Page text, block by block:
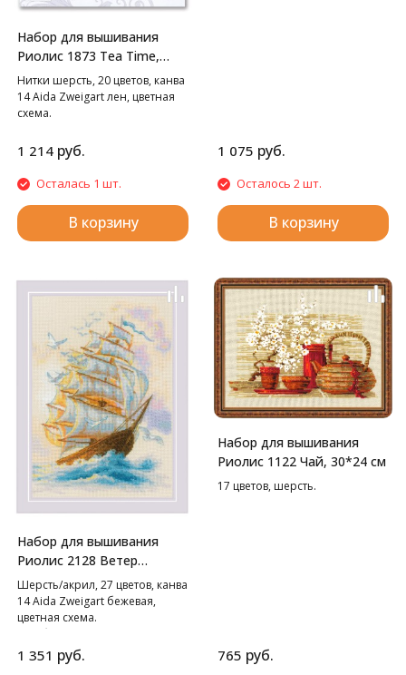
Набор для вышивания
Риолис 1873 Tea Time,
30*21 см
Нитки шерсть, 20 цветов, канва
14 Aida Zweigart лен, цветная
схема.
1 214 руб.
Осталась 1 шт.
В корзину
1 075 руб.
Осталось 2 шт.
В корзину
Набор для вышивания
Риолис 2128 Ветер
странствий, 21*30 см
Шерсть/акрил, 27 цветов, канва
14 Aida Zweigart бежевая,
цветная схема.
В наборе используются
техники: крест, полукрест,
стежок, смешанные цвета.
1 351 руб.
Набор для вышивания
Риолис 1122 Чай, 30*24 см
17 цветов, шерсть.
765 руб.